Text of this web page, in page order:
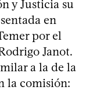
y Justicia su
en
por el
Janot.
a la de la
la comisión: